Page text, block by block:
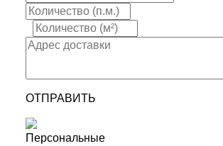
ОТПРАВИТЬ
Персональные